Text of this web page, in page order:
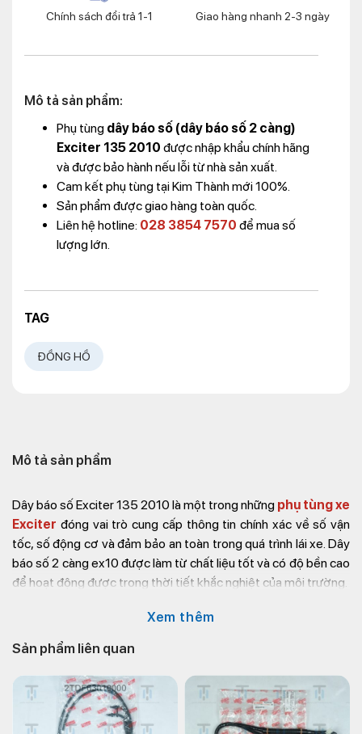
Chính sách đổi trả 1-1 Giao hàng nhanh 2-3 ngày
Mô tả sản phẩm:
Phụ tùng dây báo số (dây báo số 2 càng)
Exciter 135 2010 được nhập khẩu chính hãng
và được bảo hành nếu lỗi từ nhà sản xuất.
Cam kết phụ tùng tại Kim Thành mới 100%.
Sản phẩm được giao hàng toàn quốc.
Liên hệ hotline: 028 3854 7570 để mua số
lượng lớn.
TAG
ĐỒNG HỒ
Mô tả sản phẩm
Dây báo số Exciter 135 2010 là một trong những phụ tùng xe
Exciter đóng vai trò cung cấp thông tin chính xác về số vận
tốc, số động cơ và đảm bảo an toàn trong quá trình lái xe. Dây
báo số 2 càng ex10 được làm từ chất liệu tốt và có độ bền cao
để hoạt động được trong thời tiết khắc nghiệt của môi trường.
Nếu bạn đang tìm kiếm cửa hàng cung cấp
tùng xe máy Kim Thành. Chúng tôi cam kết cung cấp
trường.
Thông tin liên hệphụ tùng xe máy Kim Thành:
Xem thêm
Sản phẩm liên quan